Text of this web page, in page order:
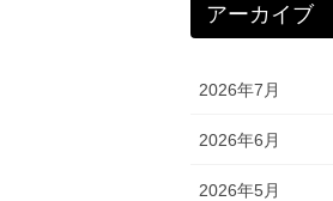
アーカイブ
2026年7月
2026年6月
2026年5月